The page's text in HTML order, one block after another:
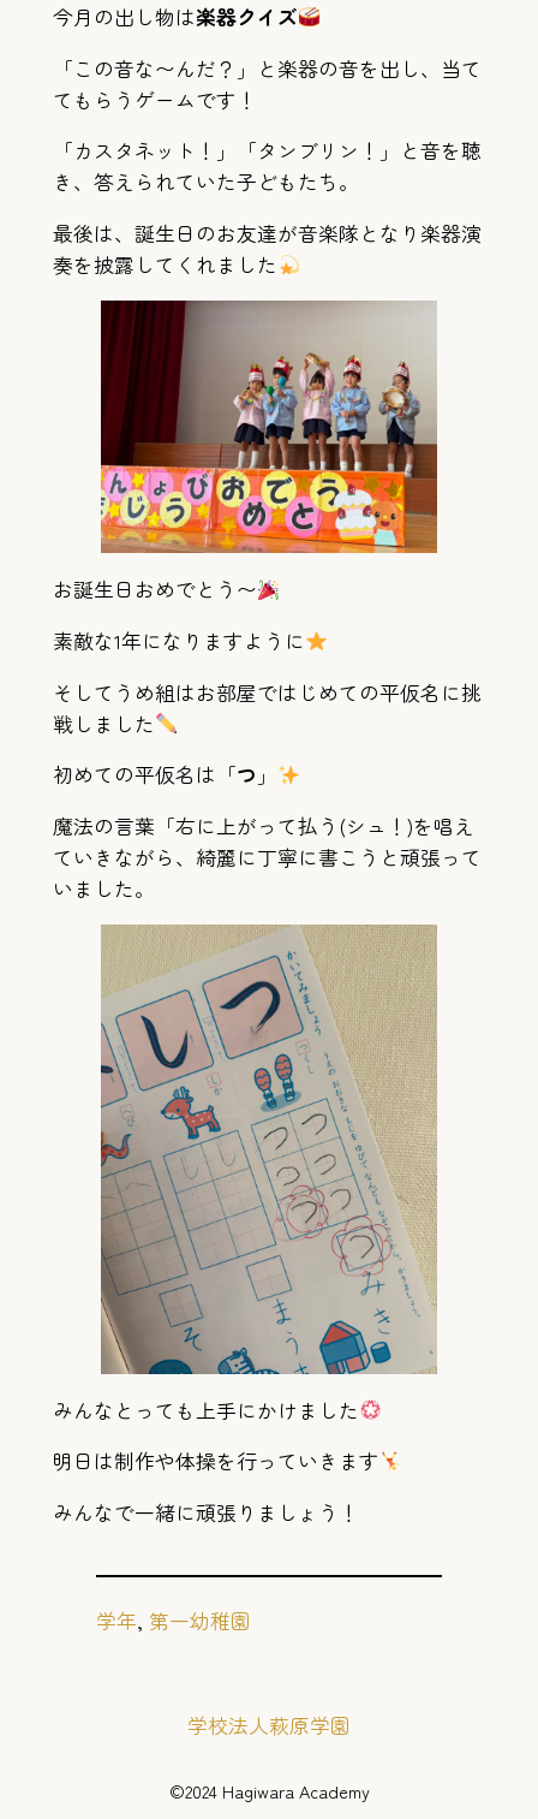
今月の出し物は楽器クイズ
「この音な〜んだ？」と楽器の音を出し、当て
てもらうゲームです！
「カスタネット！」「タンブリン！」と音を聴
き、答えられていた子どもたち。
最後は、誕生日のお友達が音楽隊となり楽器演
奏を披露してくれました
お誕生日おめでとう〜
素敵な1年になりますように
そしてうめ組はお部屋ではじめての平仮名に挑
戦しました
初めての平仮名は「つ 」
魔法の言葉「右に上がって払う(シュ！)を唱え
ていきながら、綺麗に丁寧に書こうと頑張って
いました。
みんなとっても上手にかけました
明日は制作や体操を行っていきます
みんなで一緒に頑張りましょう！
学年, 第一幼稚園
学校法人萩原学園
©️2024 Hagiwara Academy